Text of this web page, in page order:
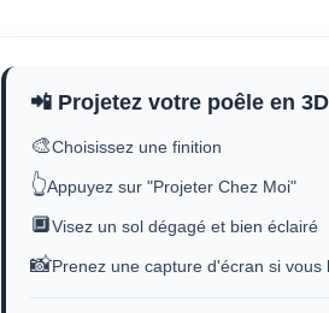
📲 Projetez votre poêle en 3D
🎨Choisissez une finition
👆Appuyez sur "Projeter Chez Moi"
🔲Visez un sol dégagé et bien éclairé
📸Prenez une capture d'écran si vous